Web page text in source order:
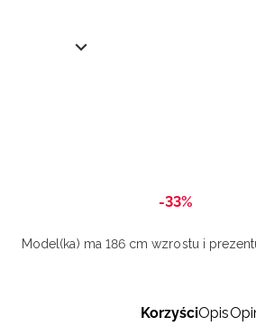
-33%
Model(ka) ma 186 cm wzrostu i
KorzyściOpis